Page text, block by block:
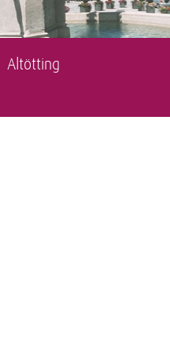
Altötting